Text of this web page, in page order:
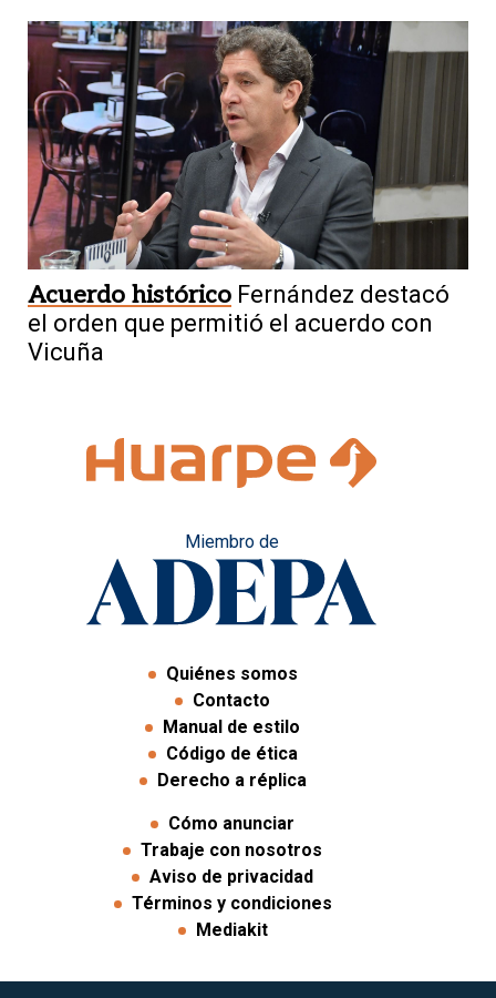
Acuerdo histórico Fernández destacó
el orden que permitió el acuerdo con
Vicuña
Miembro de
Quiénes somos
Contacto
Manual de estilo
Código de ética
Derecho a réplica
Cómo anunciar
Trabaje con nosotros
Aviso de privacidad
Términos y condiciones
Mediakit